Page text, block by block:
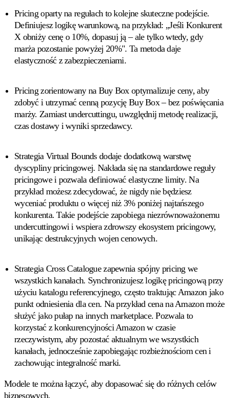
Pricing oparty na regułachto kolejne skuteczne podejście.
Definiujesz logikę warunkową, na przykład: „Jeśli Konkurent
X obniży cenę o 10%, dopasuj ją – ale tylko wtedy, gdy
marża pozostanie powyżej 20%". Ta metoda daje
elastyczność z zabezpieczeniami.
Pricing zorientowany na Buy Boxoptymalizuje ceny, aby
zdobyć i utrzymać cenną pozycję Buy Box – bez poświęcania
marży. Zamiast undercuttingu, uwzględnij metodę realizacji,
czas dostawy i wyniki sprzedawcy.
Strategia Virtual Boundsdodaje dodatkową warstwę
dyscypliny pricingowej. Nakłada się na standardowe reguły
pricingowe i pozwala definiować elastyczne limity. Na
przykład możesz zdecydować, że nigdy nie będziesz
wyceniać produktu o więcej niż 3% poniżej najtańszego
konkurenta. Takie podejście zapobiega niezrównoważonemu
undercuttingowi i wspiera zdrowszy ekosystem pricingowy,
unikając destrukcyjnych wojen cenowych.
Strategia Cross Cataloguezapewnia spójny pricing we
wszystkich kanałach. Synchronizujesz logikę pricingową przy
użyciu katalogu referencyjnego, często traktując Amazon jako
punkt odniesienia dla cen. Na przykład cena na Amazon może
służyć jako pułap na innych marketplace. Pozwala to
korzystać z konkurencyjności Amazon w czasie
rzeczywistym, aby pozostać aktualnym we wszystkich
kanałach, jednocześnie zapobiegając rozbieżnościom cen i
zachowując integralność marki.
Modele te można łączyć, aby dopasować się do różnych celów
biznesowych.